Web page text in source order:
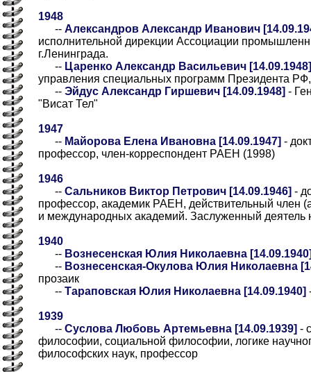
1948
-- Александров Александр Иванович
исполнительной дирекции Ассоциации
г.Ленинграда.
-- Царенко Александр Васильевич [14.09.1948]
управления специальных программ Президента
-- Эйдус Александр Гиршевич [14.09.1948] -
"Висат Тел"
1947
-- Майорова Елена Ивановна [14.09.1947] -
профессор, член-корреспондент РАЕН (1998)
1946
-- Сальников Виктор Петрович [14.09.1946] -
профессор, академик РАЕН, действительный член
и международных академий. Заслуженный деятель
1940
-- Вознесенская Юлия Николаевна
-- Вознесенская-Окулова Юлия Николаевна
прозаик
-- Тараповская Юлия Николаевна [14.09.1940]
1939
-- Суслова Любовь Артемьевна [14.09.1939] -
философии, социальной философии, логике
философских наук, профессор